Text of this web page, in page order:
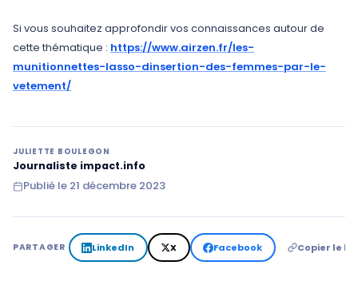
Si vous souhaitez approfondir vos connaissances autour de
cette thématique : https://www.airzen.fr/les-
munitionnettes-lasso-dinsertion-des-femmes-par-le-
vetement/
JULIETTE BOULEGON
Journaliste impact.info
Publié le 21 décembre 2023
PARTAGER LinkedIn X Facebook Copier le